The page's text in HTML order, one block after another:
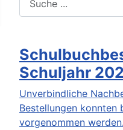
Schuljahr
Unverbindliche
Bestellungen konnten
vorgenommen werden.